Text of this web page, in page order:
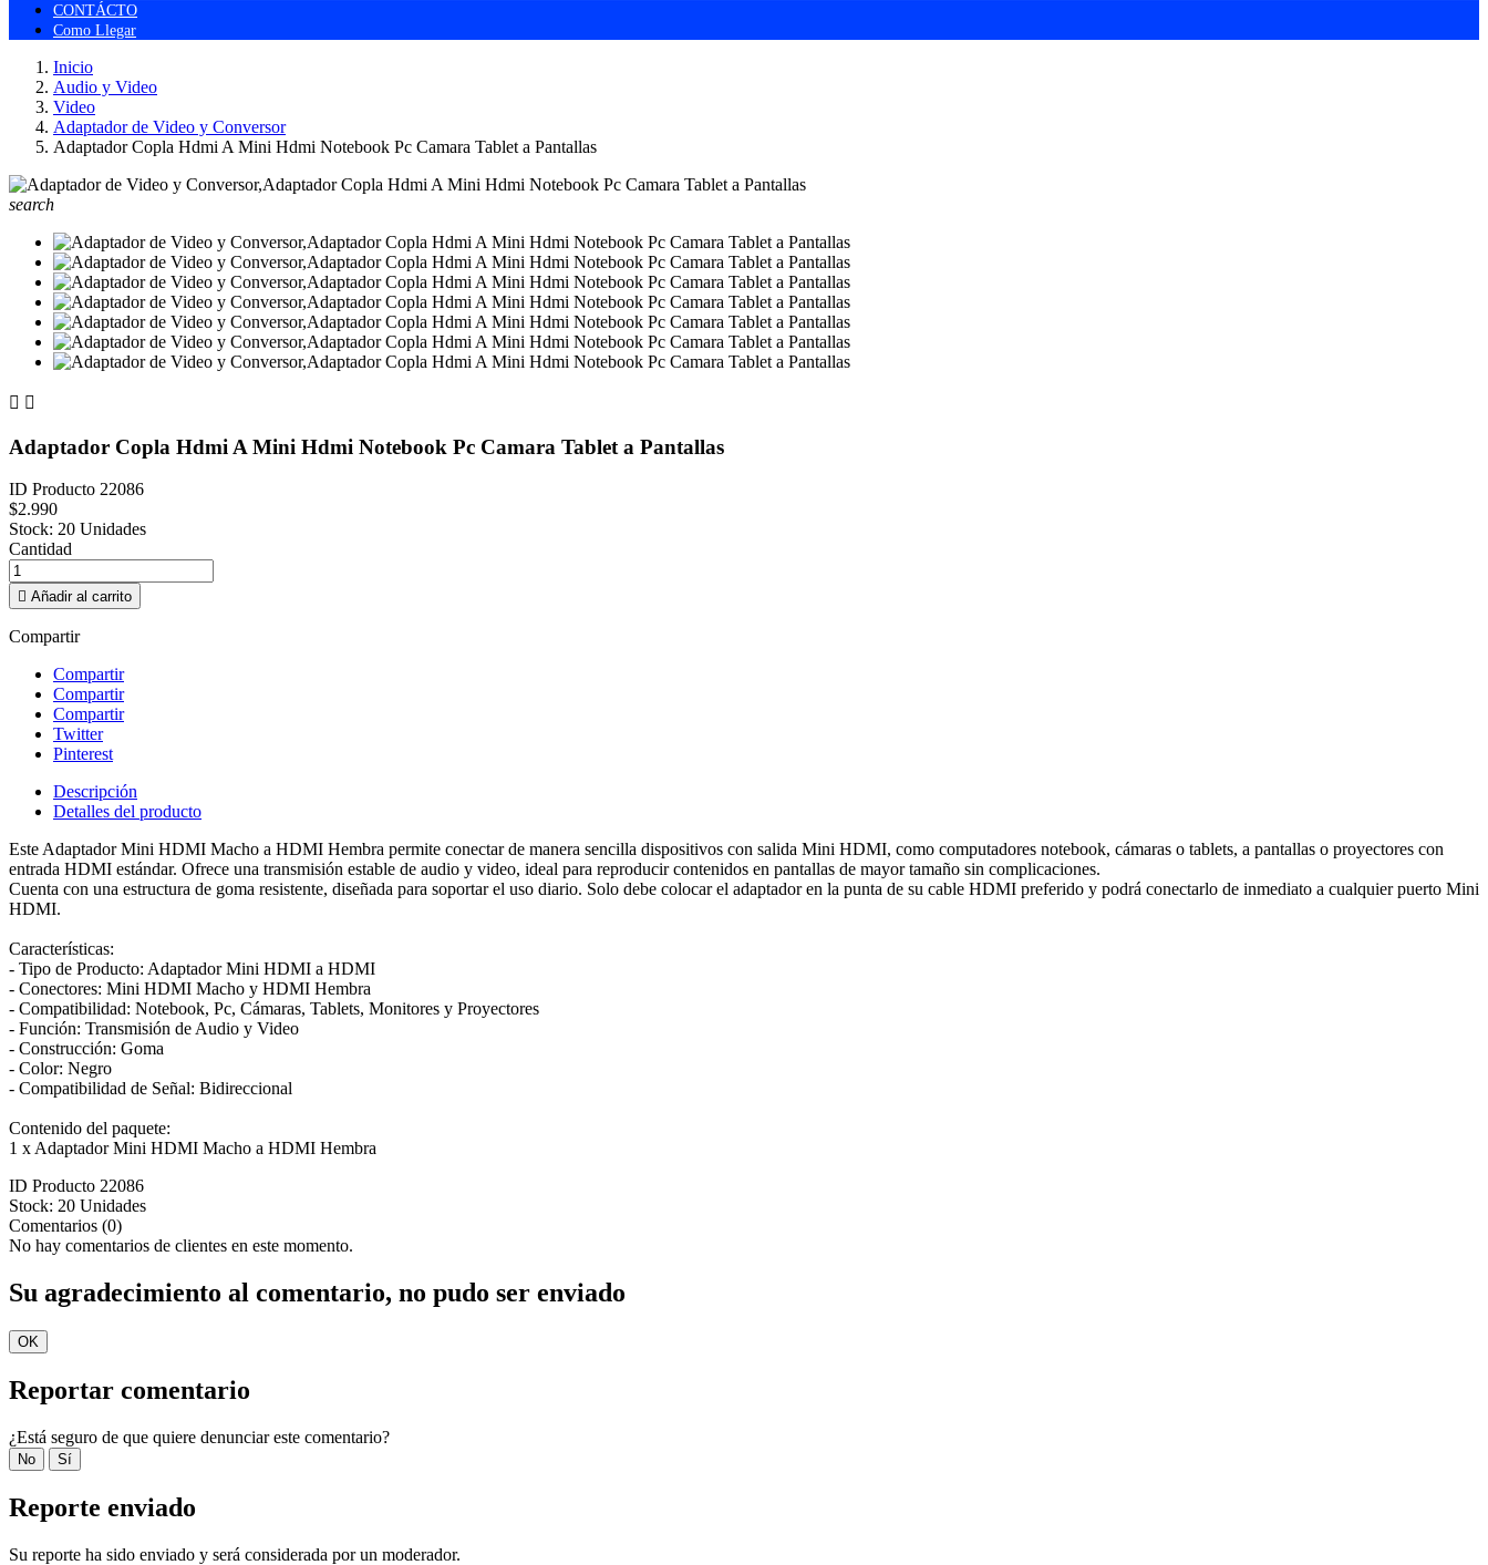
CONTÁCTO
Como Llegar
Inicio
Audio y Video
Video
Adaptador de Video y Conversor
Adaptador Copla Hdmi A Mini Hdmi Notebook Pc Camara Tablet a Pantallas
search
 
Adaptador Copla Hdmi A Mini Hdmi Notebook Pc Camara Tablet a Pantallas
ID Producto 22086
$2.990
Stock: 20 Unidades
Cantidad
 Añadir al carrito
Compartir
Compartir
Compartir
Compartir
Twitter
Pinterest
Descripción
Detalles del producto
Este Adaptador Mini HDMI Macho a HDMI Hembra permite conectar de manera sencilla dispositivos con salida Mini HDMI, como computadores notebook, cámaras o tablets, a pantallas o proyectores con
entrada HDMI estándar. Ofrece una transmisión estable de audio y video, ideal para reproducir contenidos en pantallas de mayor tamaño sin complicaciones.
Cuenta con una estructura de goma resistente, diseñada para soportar el uso diario. Solo debe colocar el adaptador en la punta de su cable HDMI preferido y podrá conectarlo de inmediato a cualquier puerto Mini
HDMI.
Características:
- Tipo de Producto: Adaptador Mini HDMI a HDMI
- Conectores: Mini HDMI Macho y HDMI Hembra
- Compatibilidad: Notebook, Pc, Cámaras, Tablets, Monitores y Proyectores
- Función: Transmisión de Audio y Video
- Construcción: Goma
- Color: Negro
- Compatibilidad de Señal: Bidireccional
Contenido del paquete:
1 x Adaptador Mini HDMI Macho a HDMI Hembra
ID Producto 22086
Stock: 20 Unidades
Comentarios (0)
No hay comentarios de clientes en este momento.
Su agradecimiento al comentario, no pudo ser enviado
OK
Reportar comentario
¿Está seguro de que quiere denunciar este comentario?
No Sí
Reporte enviado
Su reporte ha sido enviado y será considerada por un moderador.